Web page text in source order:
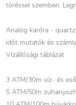
töréssel szemben.
Analóg karóra -
időt mutatók és
Vízállósági táblázat
3 ATM/30m víz- és
5 ATM/50m